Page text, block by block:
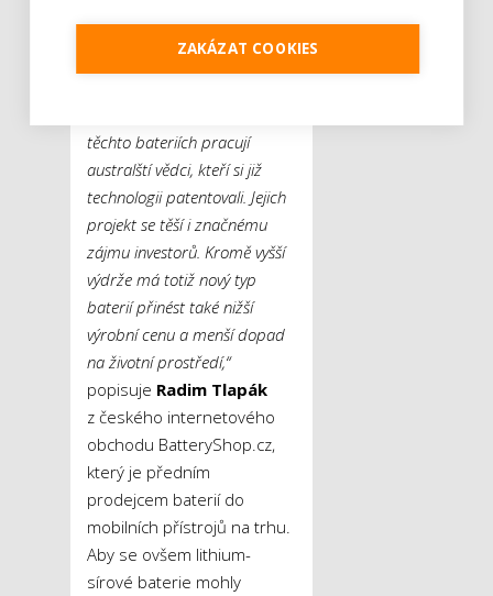
Jako další velmi slibná
„nástupnická“ technologie
těchto bateriích pracují
australští vědci, kteří si již
technologii patentovali. Jejich
projekt se těší i značnému
zájmu investorů. Kromě vyšší
výdrže má totiž nový typ
baterií přinést také nižší
výrobní cenu a menší dopad
na životní prostředí,“
popisuje Radim Tlapák
z českého internetového
obchodu BatteryShop.cz,
který je předním
prodejcem baterií do
mobilních přístrojů na trhu.
Aby se ovšem lithium-
sírové baterie mohly
ZAKÁZAT COOKIES